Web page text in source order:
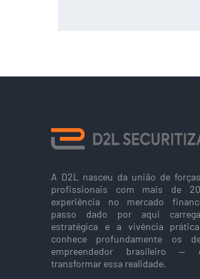
A D2L nasceu da união de
profissionais com mais de
experiência no mercado
passo dado por aqui
estratégica e a vivência
conhece profundamente os
empreendedor brasileiro —
transformar essa realidade.